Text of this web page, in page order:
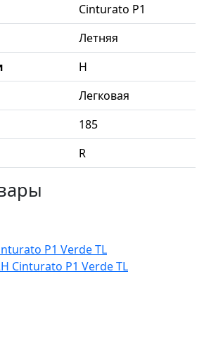
Cinturato P1
Летняя
H
Легковая
185
R
Cinturato P1 Verde TL